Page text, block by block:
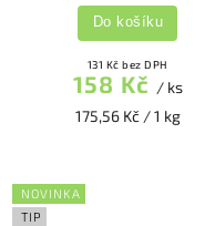
131 Kč bez DPH
158 Kč / ks
175,56 Kč / 1 kg
Do košíku
NOVINKA
TIP